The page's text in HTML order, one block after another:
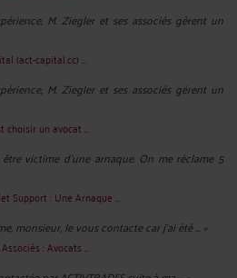
M. Ziegler et ses associés gèrent un
(act-capital.cc) ...
M. Ziegler et ses associés gèrent un
choisir un avocat ...
être victime d'une arnaque. On me réclame 5
Support : Une Arnaque ...
monsieur, Je vous contacte car j'ai été ... »
: Avocats ...